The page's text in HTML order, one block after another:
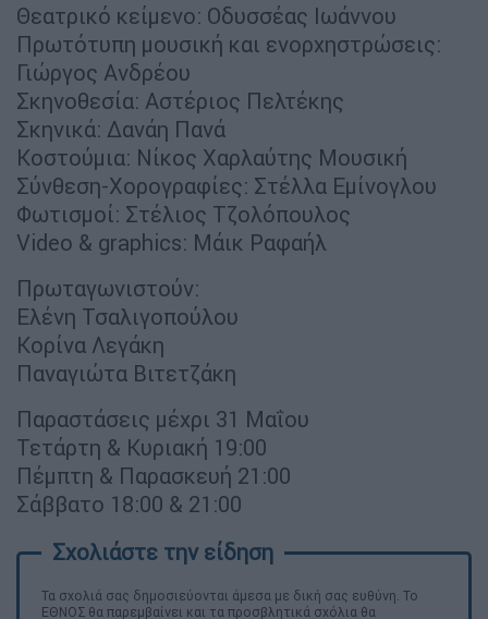
Θεατρικό κείμενο: Οδυσσέας Ιωάννου
Πρωτότυπη μουσική και ενορχηστρώσεις:
Γιώργος Ανδρέου
Σκηνοθεσία: Αστέριος Πελτέκης
Σκηνικά: Δανάη Πανά
Κοστούμια: Νίκος Χαρλαύτης Μουσική
Σύνθεση-Χορογραφίες: Στέλλα Εμίνογλου
Φωτισμοί: Στέλιος Τζολόπουλος
Video & graphics: Μάικ Ραφαήλ
Πρωταγωνιστούν:
Ελένη Τσαλιγοπούλου
Κορίνα Λεγάκη
Παναγιώτα Βιτετζάκη
Παραστάσεις μέχρι 31 Μαΐου
Τετάρτη & Κυριακή 19:00
Πέμπτη & Παρασκευή 21:00
Σάββατο 18:00 & 21:00
Τα σχολιά σας δημοσιεύονται άμεσα με δική σας ευθύνη. Το
ΕΘΝΟΣ θα παρεμβαίνει και τα προσβλητικά σχόλια θα